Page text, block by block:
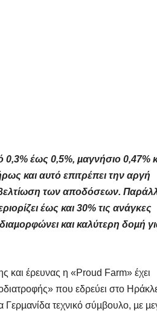
έως 0,5%, µαγνήσιο 0,47%
και αυτό επιτρέπει την αργή
των αποδόσεων.
έως και 30% τις ανάγκες
και καλύτερη δοµή
και έρευνας η «Proud Farm» έχει
που εδρεύει στο
Γερµανίδα τεχνικό σύµβουλο, µε